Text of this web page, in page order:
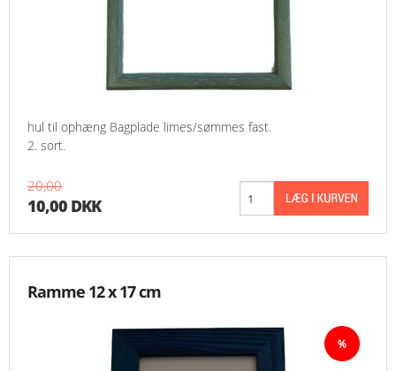
hul til ophæng Bagplade limes/sømmes fast.
2. sort.
20,00
10,00 DKK
Ramme 12 x 17 cm